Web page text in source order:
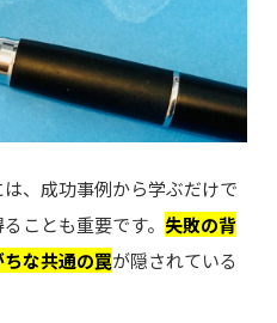
、成功事例から学ぶだけで
ことも重要です。 失敗の背
な共通の罠が隠されている